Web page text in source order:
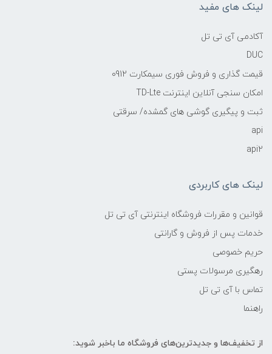
لینک های مفید
آکادمی آی تی تل
DUC
قیمت گذاری و فروش فوری سیمکارت 0912
امکان سنجی آنلاین اینترنت TD-Lte
ثبت و پیگیری گوشی های گمشده/ سرقتی
api
api2
لینک های کاربردی
قوانین و مقررات فروشگاه اینترنتی آی تی تل
خدمات پس از فروش و گارانتی
حریم خصوصی
رهگیری مرسولات پستی
تماس با آی تی تل
راهنما
از تخفیف‌ها و جدیدترین‌های فروشگاه ما باخبر شوید: